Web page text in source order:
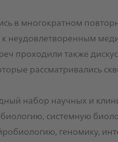
в многократном
неудовлетворенным
проходили также
рассматривались
набор научных и
системную
геномику,